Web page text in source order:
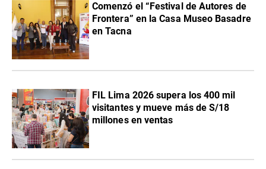
Comenzó el “Festival de Autores de
Frontera” en la Casa Museo Basadre
en Tacna
FIL Lima 2026 supera los 400 mil
visitantes y mueve más de S/18
millones en ventas